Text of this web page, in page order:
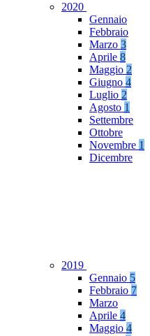
2020
Gennaio
Febbraio
Marzo 3
Aprile 8
Maggio 2
Giugno 4
Luglio 2
Agosto 1
Settembre
Ottobre
Novembre 1
Dicembre
2019
Gennaio 5
Febbraio 7
Marzo
Aprile 4
Maggio 4